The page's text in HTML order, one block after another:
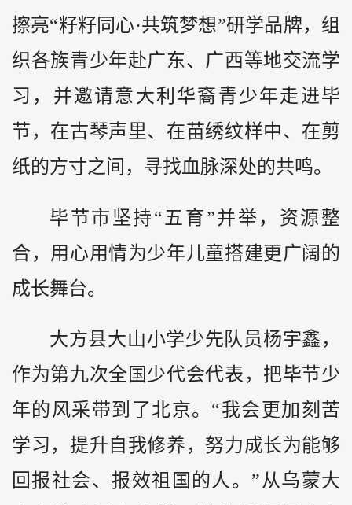
擦亮“籽籽同心·共筑梦想”研学品牌，组
织各族青少年赴广东、广西等地交流学
习，并邀请意大利华裔青少年走进毕
节，在古琴声里、在苗绣纹样中、在剪
纸的方寸之间，寻找血脉深处的共鸣。
毕节市坚持“五育”并举，资源整
合，用心用情为少年儿童搭建更广阔的
成长舞台。
大方县大山小学少先队员杨宇鑫，
作为第九次全国少代会代表，把毕节少
年的风采带到了北京。“我会更加刻苦
学习，提升自我修养，努力成长为能够
回报社会、报效祖国的人。”从乌蒙大